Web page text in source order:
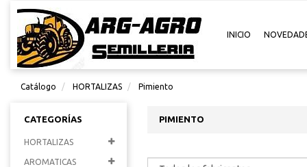
INICIO
Catálogo HORTALIZAS Pimiento
CATEGORÍAS
HORTALIZAS
AROMATICAS
PIMIENTO